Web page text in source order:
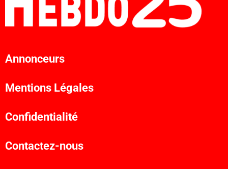
Annonceurs
Mentions Légales
Confidentialité
Contactez-nous